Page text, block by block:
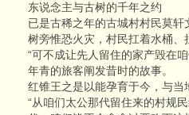
东说念主与古树的千年之约
已是古稀之年的古城村村民莫
树旁惟恐火灾，村民扛着水桶、
“可不成让先人留住的家产毁在
年青的旅客阐发昔时的故事。
红锥王之是以能孕育于今，与当
“从咱们太公那代留住来的村规